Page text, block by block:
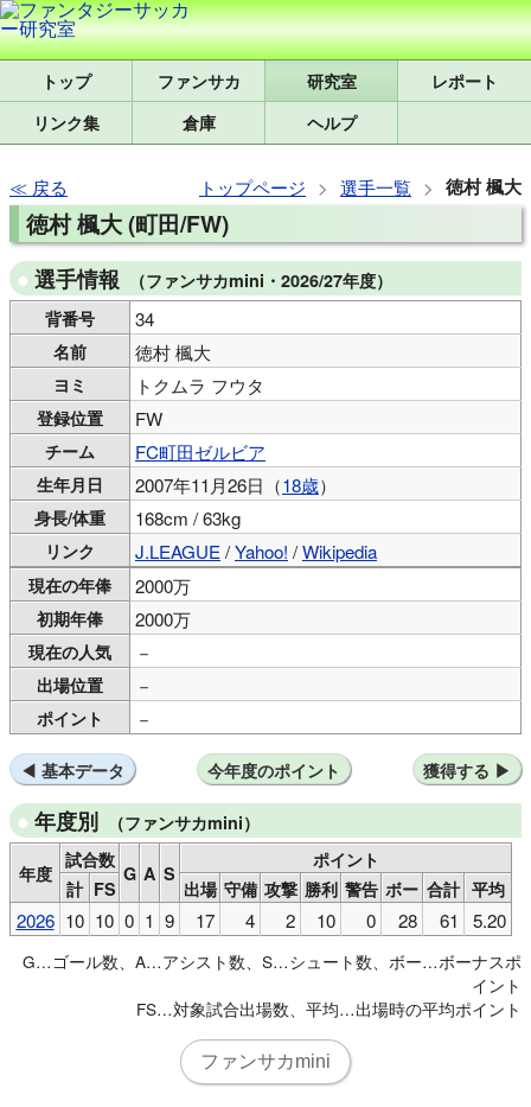
トップ 研究室
レポート
リンク集
倉庫 ヘルプ
戻る トップページ 選手一覧 徳村 楓大
徳村 楓大 (町田/FW)
選手情報
（ファンサカmini・2026/27年度）
背番号
34
名前 徳村 楓大
ヨミ トクムラ フウタ
登録位置 FW
チーム FC町田ゼルビア
生年月日 2007年11月26日（18歳）
身長/体重 168cm / 63kg
リンク J.LEAGUE /Yahoo! /Wikipedia
現在の年俸 2000万
初期年俸 2000万
現在の人気 －
出場位置 －
ポイント －
基本データ 今年度のポイント 獲得する
年度別 （ファンサカmini）
年度
試合数
G A S
ポイント
計 FS 出場 守備 攻撃 勝利 警告 ボー 合計 平均
2026 10 10 0 1 9 17 4 2 10 0 28 61 5.20
G…ゴール数、A…アシスト数、S…シュート数、ボー…ボーナスポ
イント
FS…対象試合出場数、平均…出場時の平均ポイント
ファンサカmini